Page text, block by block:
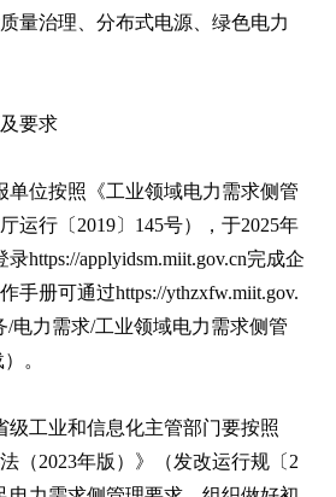
量治理、分布式电源、绿色电力
要求
单位按照《工业领域电力需求侧管
运行〔2019〕145号），于2025年
https://applyidsm.miit.gov.cn完成企
手册可通过https://ythzxfw.miit.gov.
/电力需求/工业领域电力需求侧管
。
级工业和信息化主管部门要按照
（2023年版）》（发改运行规〔2